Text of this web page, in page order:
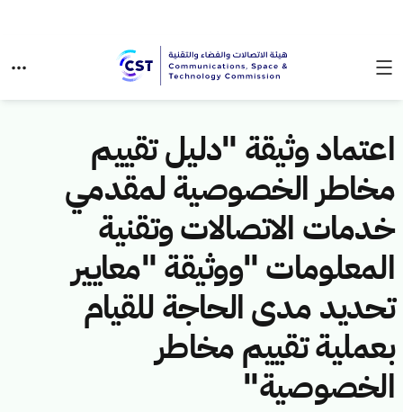
اعتماد وثيقة "دليل تقييم
مخاطر الخصوصية لمقدمي
خدمات الاتصالات وتقنية
المعلومات "ووثيقة "معايير
تحديد مدى الحاجة للقيام
بعملية تقييم مخاطر
الخصوصية"